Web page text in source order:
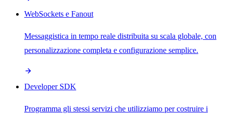
WebSockets e Fanout
Messaggistica in tempo reale distribuita su scala globale, con
personalizzazione completa e configurazione semplice.
Developer SDK
Programma gli stessi servizi che utilizziamo per costruire i